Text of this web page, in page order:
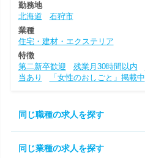
勤務地
北海道
石狩市
業種
住宅・建材・エクステリア
特徴
第二新卒歓迎
残業月30時間以内
当あり
「女性のおしごと」掲載中
同じ職種の求人を探す
同じ業種の求人を探す